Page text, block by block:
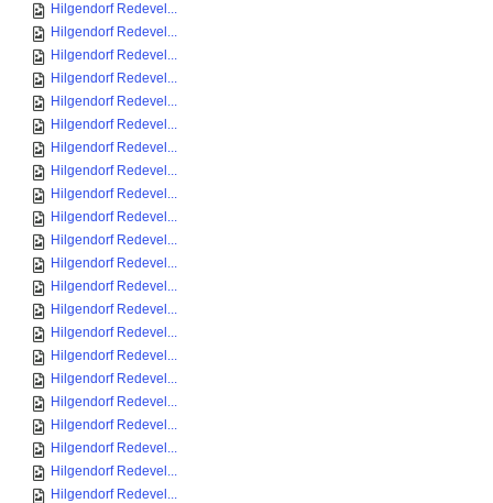
Hilgendorf Redevel...
Hilgendorf Redevel...
Hilgendorf Redevel...
Hilgendorf Redevel...
Hilgendorf Redevel...
Hilgendorf Redevel...
Hilgendorf Redevel...
Hilgendorf Redevel...
Hilgendorf Redevel...
Hilgendorf Redevel...
Hilgendorf Redevel...
Hilgendorf Redevel...
Hilgendorf Redevel...
Hilgendorf Redevel...
Hilgendorf Redevel...
Hilgendorf Redevel...
Hilgendorf Redevel...
Hilgendorf Redevel...
Hilgendorf Redevel...
Hilgendorf Redevel...
Hilgendorf Redevel...
Hilgendorf Redevel...